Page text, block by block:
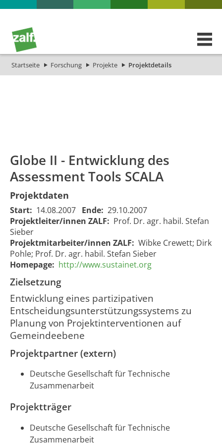
Startseite Forschung Projekte Projektdetails
1470
Globe II -
Entwicklung
des
Assessment
Tools
SCALA
Development
of the
Assessment
15.08.2007
00:00:00
30.10.2007
Globe II - Entwicklung des
Assessment Tools SCALA
Projektdaten
Start: 14.08.2007 Ende: 29.10.2007
Projektleiter/innen ZALF: Prof. Dr. agr. habil. Stefan
Sieber
Projektmitarbeiter/innen ZALF: Wibke Crewett; Dirk
Pohle; Prof. Dr. agr. habil. Stefan Sieber
Homepage: http://www.sustainet.org
Zielsetzung
Entwicklung eines partizipativen
Entscheidungsunterstützungssystems zu
Planung von Projektinterventionen auf
Gemeindeebene
Projektpartner (extern)
Deutsche Gesellschaft für Technische
Zusammenarbeit
Projektträger
Deutsche Gesellschaft für Technische
Zusammenarbeit